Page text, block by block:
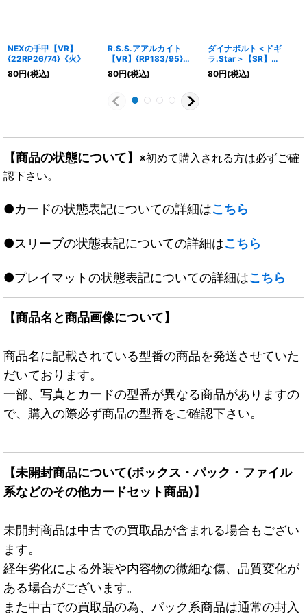
NEXの手甲【VR】
{22RP26/74}《火》
80円(税込)
R.S.S.アアルカイト
【VR】{RP183/95}
《水》
80円(税込)
ダイナボルト＜ドギ
ラ.Star＞【SR】
{RP20S5/S11}《火》
80円(税込)
【商品の状態について】 ※初めて購入される方は必ずご確
認下さい。
●カードの状態表記についての詳細はこちら
●スリーブの状態表記についての詳細はこちら
●プレイマットの状態表記についての詳細はこちら
【商品名と商品画像について】
商品名に記載されている型番の商品を発送させていた
だいております。
一部、写真とカードの型番が異なる商品がありますの
で、購入の際必ず商品の型番をご確認下さい。
【未開封商品について(ボックス・パック・ファイル
系などのその他カードセット商品)】
未開封商品は中古での買取品が含まれる場合もござい
ます。
経年劣化による外装や内容物の微細な傷、品質変化が
ある場合がございます。
また中古での買取品の為、パック系商品は通常の封入